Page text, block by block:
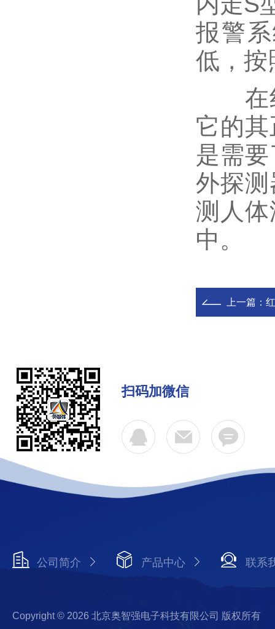
报警
低，按
在红
它的
是需
外探
测人
中。
上一篇：
扫码加微信
公司简介 产品中心 联系
Copyright © 2026 北京奥智强电子科技有限公司 版权所有